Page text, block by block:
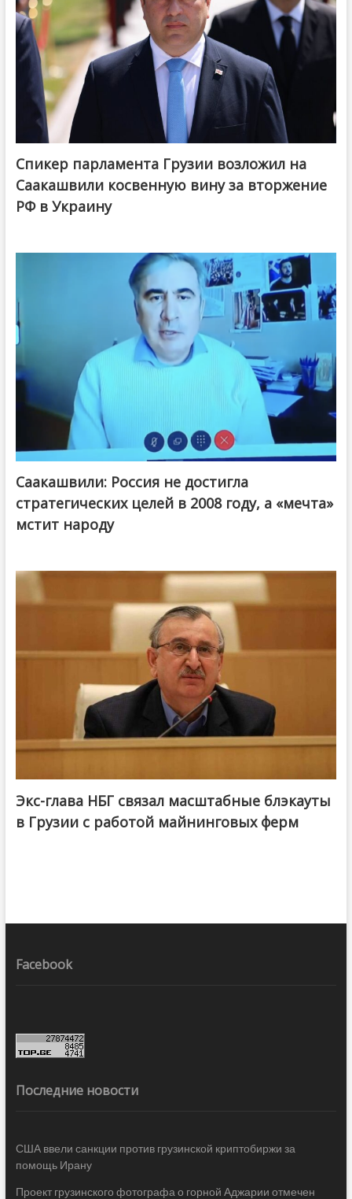
Спикер парламента Грузии возложил на
Саакашвили косвенную вину за вторжение
РФ в Украину
Саакашвили: Россия не достигла
стратегических целей в 2008 году, а «мечта»
мстит народу
Экс-глава НБГ связал масштабные блэкауты
в Грузии с работой майнинговых ферм
Facebook
Последние новости
США ввели санкции против грузинской криптобиржи за
помощь Ирану
Проект грузинского фотографа о горной Аджарии отмечен